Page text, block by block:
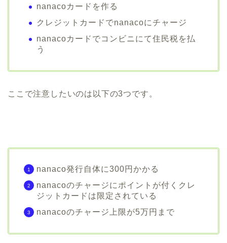
nanacoカードを作る
クレジットカードでnanacoにチャージ
nanacoカードでコンビニにて住民税を払
う
ここで注意したいのは以下の3つです。
nanaco発行自体に300円かかる
nanacoのチャージにポイントが付くクレ
ジットカードは限定されている
nanacoのチャージ上限が5万円まで